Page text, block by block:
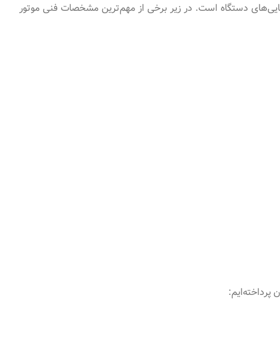
دستگاه است. در زیر برخی از مهم‌ترین مشخصات فنی موتور